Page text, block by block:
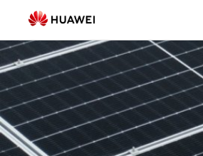
TSC
-
FusionSolar
Italia